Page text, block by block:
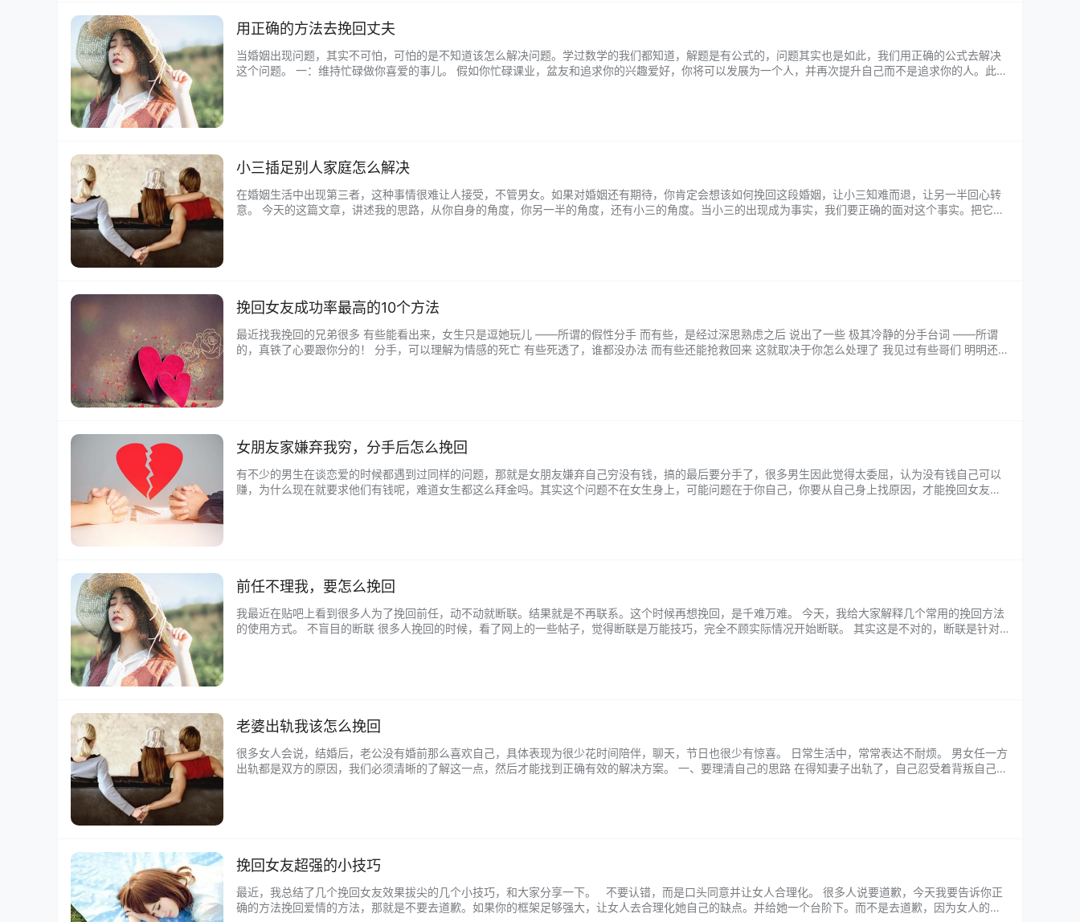
用正确的方法去挽回丈夫
当婚姻出现问题，其实不可怕，可怕的是不知道该怎么解决问题。学过数学的我们都知道，解题是有公式的，问题其实也是如此，我们用正确的公式去解决
这个问题。 一：维持忙碌做你喜爱的事儿。 假如你忙碌课业，盆友和追求你的兴趣爱好，你将可以发展为一个人，并再次提升自己而不是追求你的人。此
小三插足别人家庭怎么解决
在婚姻生活中出现第三者，这种事情很难让人接受，不管男女。如果对婚姻还有期待，你肯定会想该如何挽回这段婚姻，让小三知难而退，让另一半回心转
意。 今天的这篇文章，讲述我的思路，从你自身的角度，你另一半的角度，还有小三的角度。当小三的出现成为事实，我们要正确的面对这个事实。把它看
挽回女友成功率最高的10个方法
最近找我挽回的兄弟很多 有些能看出来，女生只是逗她玩儿 ——所谓的假性分手 而有些，是经过深思熟虑之后 说出了一些 极其冷静的分手台词 ——所谓
的，真铁了心要跟你分的！ 分手，可以理解为情感的死亡 有些死透了，谁都没办法 而有些还能抢救回来 这就取决于你怎么处理了 我见过有些哥们 明明还完
女朋友家嫌弃我穷，分手后怎么挽回
有不少的男生在谈恋爱的时候都遇到过同样的问题，那就是女朋友嫌弃自己穷没有钱，搞的最后要分手了，很多男生因此觉得太委屈，认为没有钱自己可以
赚，为什么现在就要求他们有钱呢，难道女生都这么拜金吗。其实这个问题不在女生身上，可能问题在于你自己，你要从自己身上找原因，才能挽回女友的
前任不理我，要怎么挽回
我最近在贴吧上看到很多人为了挽回前任，动不动就断联。结果就是不再联系。这个时候再想挽回，是千难万难。 今天，我给大家解释几个常用的挽回方法
的使用方式。 不盲目的断联 很多人挽回的时候，看了网上的一些帖子，觉得断联是万能技巧，完全不顾实际情况开始断联。 其实这是不对的，断联是针对
老婆出轨我该怎么挽回
很多女人会说，结婚后，老公没有婚前那么喜欢自己，具体表现为很少花时间陪伴，聊天，节日也很少有惊喜。 日常生活中，常常表达不耐烦。 男女任一方
出轨都是双方的原因，我们必须清晰的了解这一点，然后才能找到正确有效的解决方案。 一、要理清自己的思路 在得知妻子出轨了，自己忍受着背叛自己、
挽回女友超强的小技巧
最近，我总结了几个挽回女友效果拔尖的几个小技巧，和大家分享一下。 不要认错，而是口头同意并让女人合理化。 很多人说要道歉，今天我要告诉你正
确的方法挽回爱情的方法，那就是不要去道歉。如果你的框架足够强大，让女人去合理化她自己的缺点。并给她一个台阶下。而不是去道歉，因为女人的合